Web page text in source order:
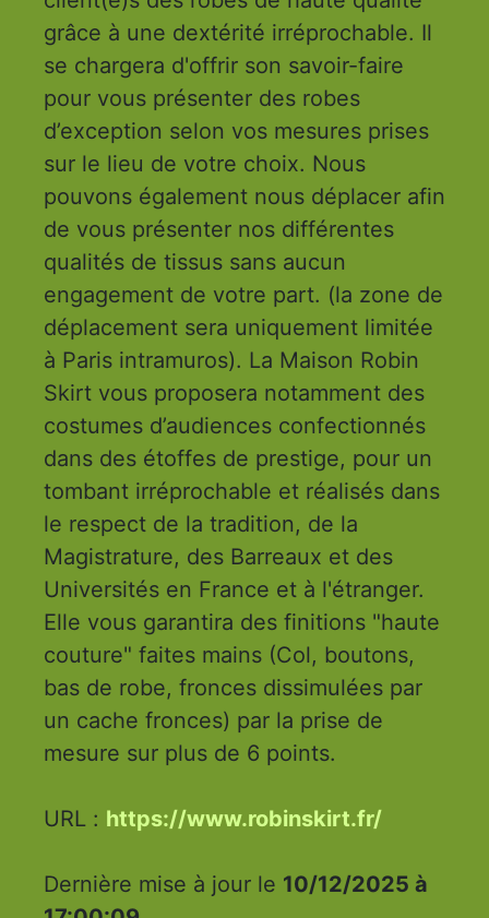
grâce à une dextérité irréprochable. Il
se chargera d'offrir son savoir-faire
pour vous présenter des robes
d’exception selon vos mesures prises
sur le lieu de votre choix. Nous
pouvons également nous déplacer afin
de vous présenter nos différentes
qualités de tissus sans aucun
engagement de votre part. (la zone de
déplacement sera uniquement limitée
à Paris intramuros). La Maison Robin
Skirt vous proposera notamment des
costumes d’audiences confectionnés
dans des étoffes de prestige, pour un
tombant irréprochable et réalisés dans
le respect de la tradition, de la
Magistrature, des Barreaux et des
Universités en France et à l'étranger.
Elle vous garantira des finitions "haute
couture" faites mains (Col, boutons,
bas de robe, fronces dissimulées par
un cache fronces) par la prise de
mesure sur plus de 6 points.
URL : https://www.robinskirt.fr/
Dernière mise à jour le 10/12/2025 à